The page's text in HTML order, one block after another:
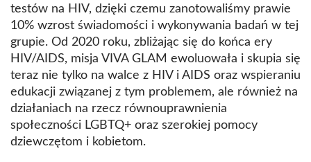
testów na HIV, dzięki czemu zanotowaliśmy prawie
10% wzrost świadomości i wykonywania badań w tej
grupie. Od 2020 roku, zbliżając się do końca ery
HIV/AIDS, misja VIVA GLAM ewoluowała i skupia się
teraz nie tylko na walce z HIV i AIDS oraz wspieraniu
edukacji związanej z tym problemem, ale również na
działaniach na rzecz równouprawnienia
społeczności LGBTQ+ oraz szerokiej pomocy
dziewczętom i kobietom.